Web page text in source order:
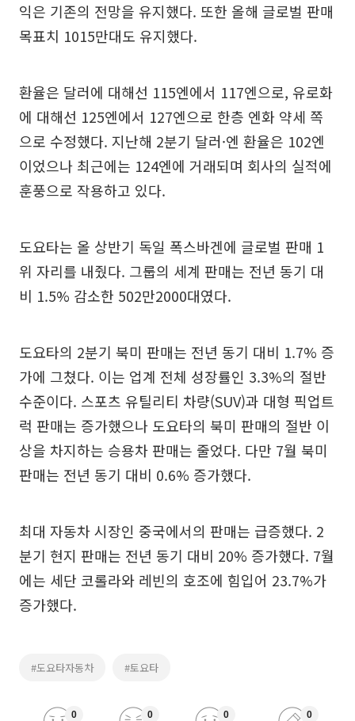
익은 기존의 전망을 유지했다. 또한 올해 글로벌 판매
목표치 1015만대도 유지했다.
환율은 달러에 대해선 115엔에서 117엔으로, 유로화
에 대해선 125엔에서 127엔으로 한층 엔화 약세 쪽
으로 수정했다. 지난해 2분기 달러·엔 환율은 102엔
이었으나 최근에는 124엔에 거래되며 회사의 실적에
훈풍으로 작용하고 있다.
도요타는 올 상반기 독일 폭스바겐에 글로벌 판매 1
위 자리를 내줬다. 그룹의 세계 판매는 전년 동기 대
비 1.5% 감소한 502만2000대였다.
도요타의 2분기 북미 판매는 전년 동기 대비 1.7% 증
가에 그쳤다. 이는 업계 전체 성장률인 3.3%의 절반
수준이다. 스포츠 유틸리티 차량(SUV)과 대형 픽업트
럭 판매는 증가했으나 도요타의 북미 판매의 절반 이
상을 차지하는 승용차 판매는 줄었다. 다만 7월 북미
판매는 전년 동기 대비 0.6% 증가했다.
최대 자동차 시장인 중국에서의 판매는 급증했다. 2
분기 현지 판매는 전년 동기 대비 20% 증가했다. 7월
에는 세단 코롤라와 레빈의 호조에 힘입어 23.7%가
증가했다.
#도요타자동차 #토요타
0 0 0 0